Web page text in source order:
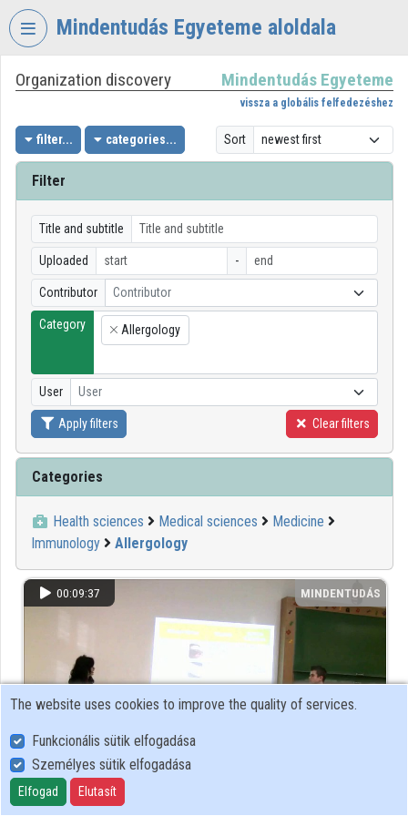
Skip header
Mindentudás Egyeteme aloldala
VIDEOTORIUM
MINDENTUDÁS
EGYETEME
Organization home
Log In
Organization discovery
Categories
Organization playlists
Organizations
Contributors
Organization discovery Mindentudás Egyeteme
vissza a globális felfedezéshez
filter... categories... Sort
Filter
Title and subtitle
Uploaded -
Contributor Contributor
Category
×
Allergology
User User
Apply filters Clear filters
Categories
Health sciences Medical sciences
Medicine
Immunology
Allergology
00:09:37 MINDENTUDÁS
Az allergia
The website uses cookies to improve the quality of services.
Funkcionális sütik elfogadása
Személyes sütik elfogadása
Elfogad Elutasít